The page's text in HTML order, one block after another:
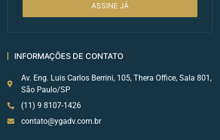
ASSINE JÁ
INFORMAÇÕES DE CONTATO
Av. Eng. Luis Carlos Berrini, 105, Thera Office, Sala 801,
São Paulo/SP
(11) 9 8107-1426
contato@ygadv.com.br